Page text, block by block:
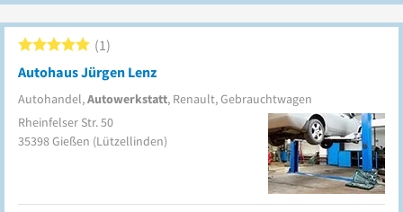
Autohaus Jürgen Lenz
Autohandel,Autowerkstatt, Renault, Gebrauchtwagen
1
Rheinfelser Str. 50
35398Gießen (Lützellinden)